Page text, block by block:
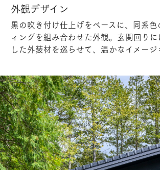
外観デザイン
黒の吹き付け仕上げをベースに、同系
ィングを組み合わせた外観。玄関回り
した外装材を巡らせて、温かなイメージ